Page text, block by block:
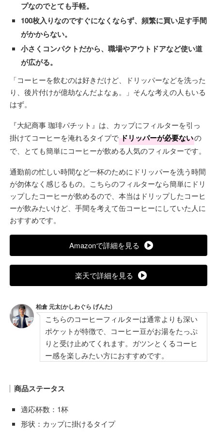
プなのでとても手軽。
100枚入りなのですぐになくならず、頻繁に買い足す手間
がかからない。
小さくコンパクトだから、職場やアウトドアなど使い道
が広がる。
「コーヒーを飲むのは好きだけど、ドリッパーなどを洗った
り、後片付けが億劫なんだよなぁ。」そんな考えの人もいる
はず。
『大紀商事 珈琲パチット』は、カップにフィルターを引っ
掛けてコーヒーを淹れるタイプでドリッパーが必要ないの
で、とても簡単にコーヒーが飲める人気のフィルターです。
通勤前の忙しい時間など一杯のためにドリッパーを洗う時間
が勿体なく感じるもの。こちらのフィルターなら簡単にドリ
ップしたコーヒーが飲めるので、本当はドリップしたコーヒ
ーが飲みたいけど、手間を考えて缶コーヒーにしていた人に
おすすめです。
Amazonで詳細を見る
楽天で詳細を見る
柏倉 元太(かしわぐら げんた)
こちらのコーヒーフィルターは通常よりも深い
ポケットが特徴で、コーヒー豆がお湯をたっぷ
りと受け止めてくれます。ガツンとくるコーヒ
ー感を楽しみたい方におすすめです。
商品ステータス
適応杯数：1杯
形状：カップに掛けるタイプ